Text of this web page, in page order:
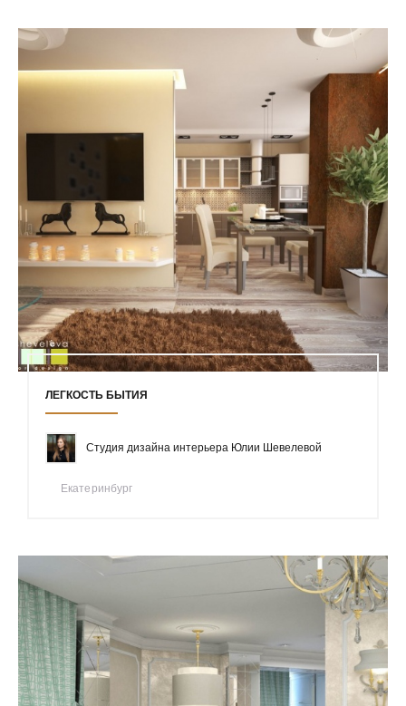
ЛЕГКОСТЬ БЫТИЯ
Студия дизайна интерьера Юлии Шевелевой
Екатеринбург